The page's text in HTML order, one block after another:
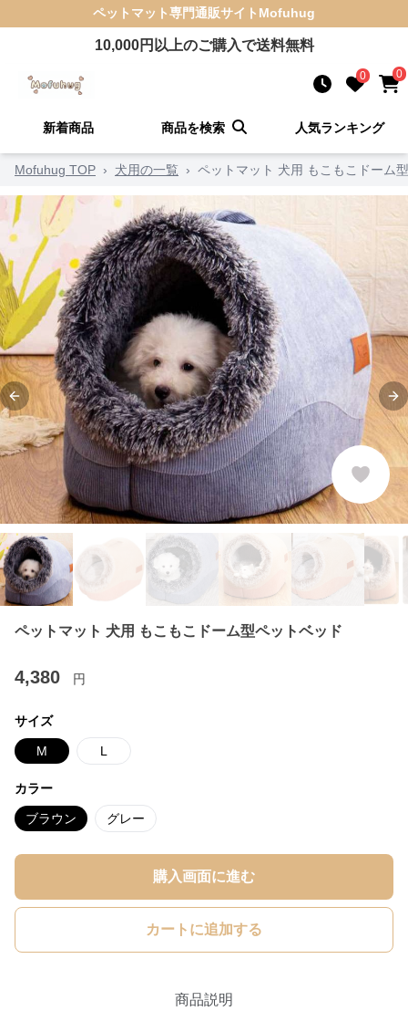
ペットマット専門通販サイト Mofuhug
10,000円以上のご購入で送料無料
0 0
新着商品 商品を検索 人気ランキング
Mofuhug TOP › 犬用の一覧 › ペットマット 犬用 もこもこドーム
Previous slide
ペットマット 犬用 もこもこドーム型ペットベッド
4,380 円
サイズ
M L
カラー
ブラウン グレー
購入画面に進む
カートに追加する
商品説明